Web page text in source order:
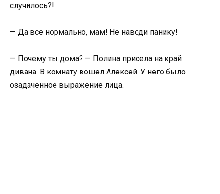
случилось?!
— Да все нормально, мам! Не наводи панику!
— Почему ты дома? — Полина присела на край
дивана. В комнату вошел Алексей. У него было
озадаченное выражение лица.